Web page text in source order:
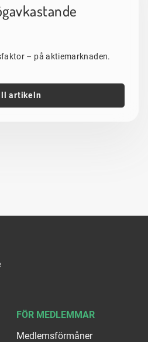
– på aktiemarknaden.
artikeln
FÖR MEDLEMMAR
Medlemsförmåner